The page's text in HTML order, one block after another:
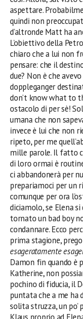
aspettare.
quindi non
d’altronde Matt ha
L’obiettivo della
chiaro che a lui non
pensare: che il
due? Non è che
doppleganger
don’t know what to
ostacolo di per sè!
umana che non
invece è lui che non
ripeto, per me
mille parole. Il fatto
di loro ormai è
ci abbandonerà per
prepariamoci per un
comunque per ora
diciamolo, se Elena
tornato un bad boy
condannare. Ecco
prima stagione,
esageratamente
Damon fin quando è
Katherine, non
pochino di fiducia, il
puntata che a me ha
solita struzza, un po’
Klaus proprio ad